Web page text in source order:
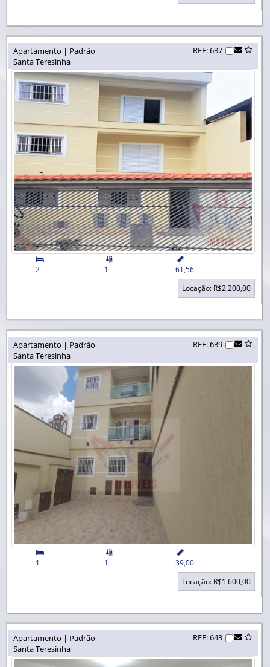
Apartamento | Padrão
Santa Teresinha
REF: 637
2

1

61,56
Locação: R$2.200,00
Apartamento | Padrão
Santa Teresinha
REF: 639
1

1

39,00
Locação: R$1.600,00
Apartamento | Padrão
Santa Teresinha
REF: 643